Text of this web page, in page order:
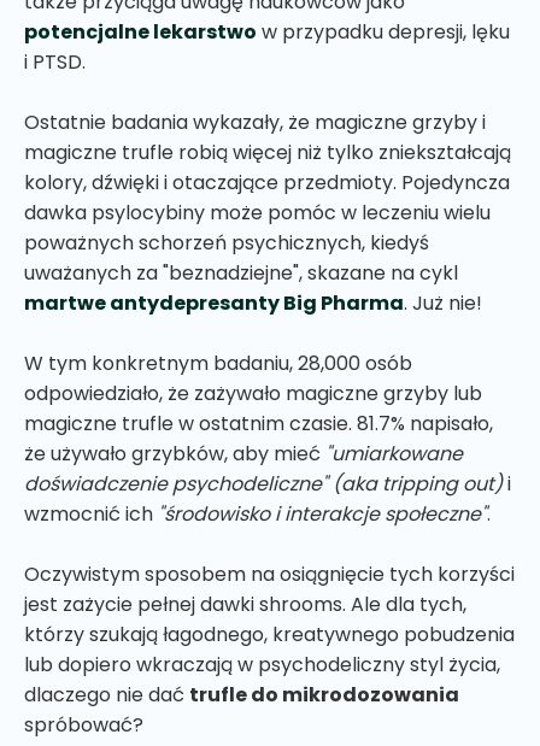
potencjalne lekarstwo w przypadku depresji, lęku
i PTSD.
Ostatnie badania wykazały, że magiczne grzyby i
magiczne trufle robią więcej niż tylko zniekształcają
kolory, dźwięki i otaczające przedmioty. Pojedyncza
dawka psylocybiny może pomóc w leczeniu wielu
poważnych schorzeń psychicznych, kiedyś
uważanych za "beznadziejne", skazane na cykl
martwe antydepresanty Big Pharma. Już nie!
W tym konkretnym badaniu, 28,000 osób
odpowiedziało, że zażywało magiczne grzyby lub
magiczne trufle w ostatnim czasie. 81.7% napisało,
że używało grzybków, aby mieć "umiarkowane
doświadczenie psychodeliczne" (aka tripping out)i
wzmocnić ich "środowisko i interakcje społeczne".
Oczywistym sposobem na osiągnięcie tych korzyści
jest zażycie pełnej dawki shrooms. Ale dla tych,
którzy szukają łagodnego, kreatywnego pobudzenia
lub dopiero wkraczają w psychodeliczny styl życia,
dlaczego nie dać trufle do mikrodozowania
spróbować?